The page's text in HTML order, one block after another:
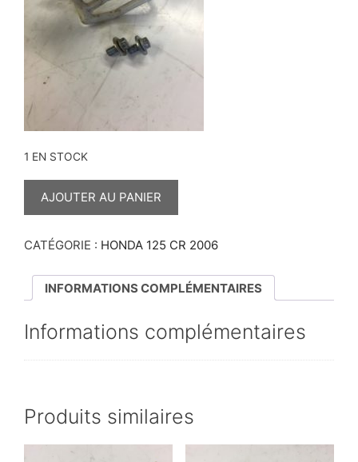
1 EN STOCK
QUANTITÉ
125
AJOUTER AU PANIER
CATÉGORIE : HONDA 125 CR 2006
INFORMATIONS COMPLÉMENTAIRES
Informations complémentaires
Produits similaires